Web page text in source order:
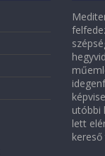
utóbbi
lett